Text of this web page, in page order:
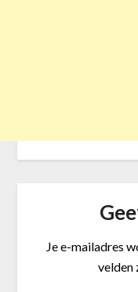
Je e-mailadres
velden